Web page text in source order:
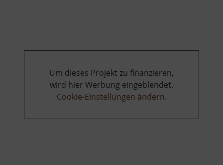
Um dieses Projekt zu finanzieren,
wird hier Werbung eingeblendet.
Cookie-Einstellungen ändern.